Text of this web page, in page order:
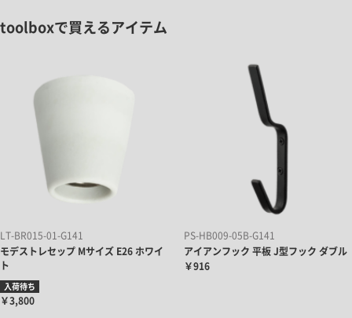
toolboxで買えるアイテム
LT-BR015-01-G141
モデストレセップ Mサイズ E26 ホワイ
ト
入荷待ち
￥3,800
PS-HB009-05B-G141
アイアンフック 平板 J型フック ダブル
￥916